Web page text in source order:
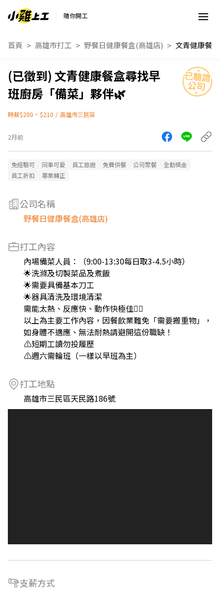
隨你開工
首頁 高雄市打工 野餐日健康餐盒(高雄店)
文青健康餐盒尋找早
班廚房「備菜」夥伴🌿
時薪$200 ~ $210 / 高雄市三民區
2月前
免經驗可 同事可愛 員工旅遊 免費供餐 公司聚餐
全勤獎金
員工折扣
畢業轉正
公司名稱
野餐日健康餐盒(高雄店)
打工內容
內場備菜人員：（9:00-13:30每日取3-4.5小時）
🌟洗滌及切製菜品及煮飯
🌟需要具備基本刀工
🌟器具清洗及環境清潔
需能太熱、反應快、動作快極佳👍🏻
以上為主要工作內容，因餐飲業難免「需要搬重物」，
如身體不適應、無法耐熱請避開這份職缺！
⚠️短期工讀勿投履歷
⚠️週六需輪班（一樣以早班為主）
打工地點
高雄市三民區天民路186號
支薪方式